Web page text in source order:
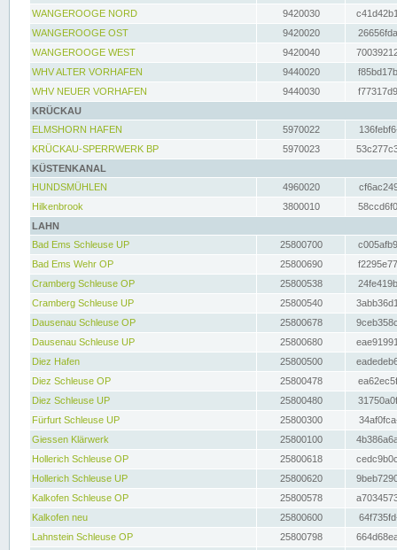
WANGEROOGE NORD
9420030
WANGEROOGE OST
9420020
WANGEROOGE WEST
9420040
WHV ALTER VORHAFEN
9440020
WHV NEUER VORHAFEN
9440030
KRÜCKAU
ELMSHORN HAFEN
5970022
KRÜCKAU-SPERRWERK BP
5970023
KÜSTENKANAL
HUNDSMÜHLEN
4960020
Hilkenbrook
3800010
LAHN
Bad Ems Schleuse UP
25800700
Bad Ems Wehr OP
25800690
Cramberg Schleuse OP
25800538
Cramberg Schleuse UP
25800540
Dausenau Schleuse OP
25800678
Dausenau Schleuse UP
25800680
Diez Hafen
25800500
Diez Schleuse OP
25800478
Diez Schleuse UP
25800480
Fürfurt Schleuse UP
25800300
Giessen Klärwerk
25800100
Hollerich Schleuse OP
25800618
Hollerich Schleuse UP
25800620
Kalkofen Schleuse OP
25800578
Kalkofen neu
25800600
Lahnstein Schleuse OP
25800798